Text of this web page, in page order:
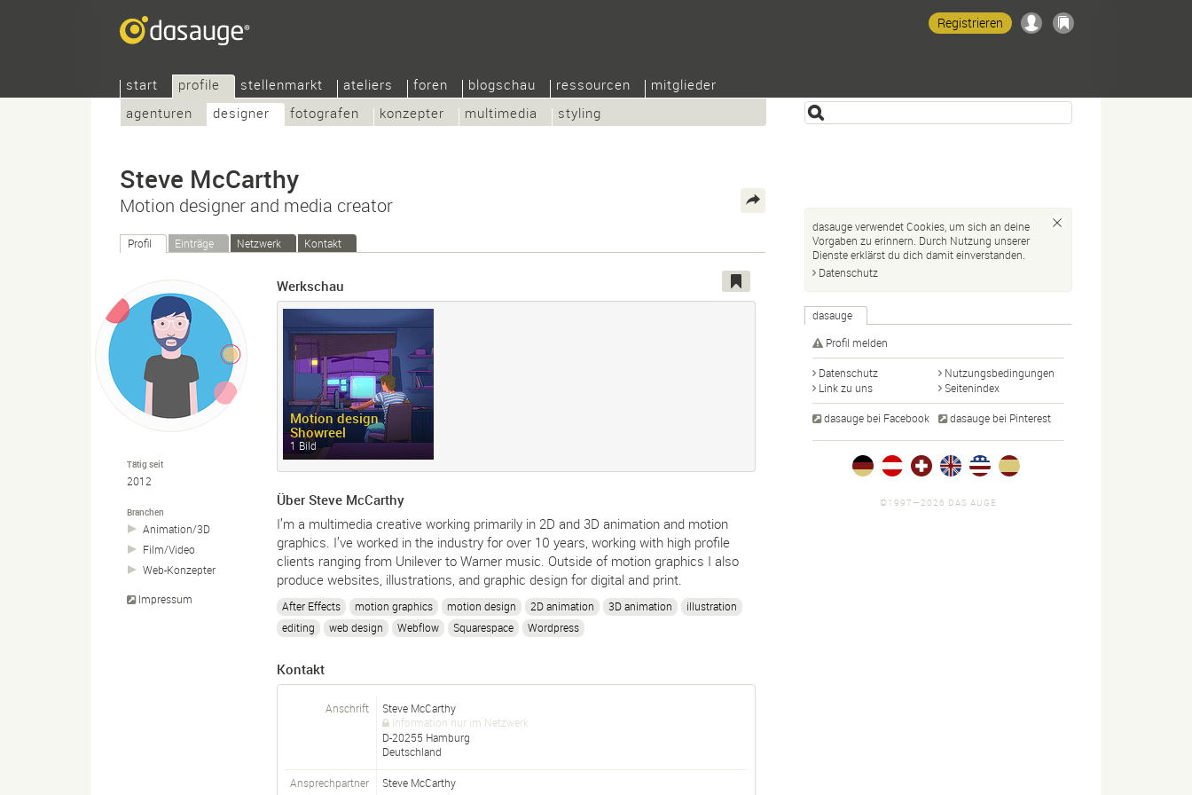
start
profile
agenturen
designer fotografen konzepter multimedia styling
stellenmarkt ateliers foren blogschau ressourcen mitglieder
Registrieren
Steve McCarthy
Motion designer and media creator
Profil Einträge Netzwerk Kontakt
Tätig seit
2012
Branchen
Animation/3D
Film/Video
Web-Konzepter
Impressum
Werkschau
Motion design
Showreel
1 Bild
Über Steve McCarthy
I’m a multimedia creative working primarily in 2D and 3D animation and motion
graphics. I’ve worked in the industry for over 10 years, working with high profile
clients ranging from Unilever to Warner music. Outside of motion graphics I also
produce websites, illustrations, and graphic design for digital and print.
After Effects motion graphics motion design 2D animation 3D animation
illustration
editing
web design Webflow Squarespace Wordpress
Kontakt
Anschrift
Steve McCarthy
Information nur im Netzwerk
D-20255 Hamburg
Deutschland
Ansprechpartner Steve McCarthy
dasauge verwendet Cookies, um sich an deine
Vorgaben zu erinnern. Durch Nutzung unserer
Dienste erklärst du dich damit einverstanden.
Datenschutz
dasauge
Profil melden
Datenschutz
Nutzungsbedingungen
Link zu uns
Seitenindex
dasauge bei Facebook dasauge bei Pinterest
©1997—2026 DAS AUGE